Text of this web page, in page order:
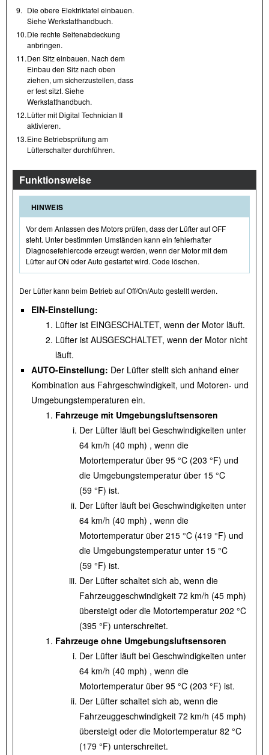
9. Die obere Elektriktafel einbauen.
Siehe Werkstatthandbuch.
10.Die rechte Seitenabdeckung
anbringen.
11.Den Sitz einbauen. Nach dem
Einbau den Sitz nach oben
ziehen, um sicherzustellen, dass
er fest sitzt. Siehe
Werkstatthandbuch.
12.Lüfter mit Digital Technician II
aktivieren.
13.Eine Betriebsprüfung am
Lüfterschalter durchführen.
Funktionsweise
HINWEIS
Vor dem Anlassen des Motors prüfen, dass der Lüfter auf OFF
steht. Unter bestimmten Umständen kann ein fehlerhafter
Diagnosefehlercode erzeugt werden, wenn der Motor mit dem
Lüfter auf ON oder Auto gestartet wird. Code löschen.
Der Lüfter kann beim Betrieb auf Off/On/Auto gestellt werden.
EIN-Einstellung:
Lüfter ist EINGESCHALTET, wenn der Motor läuft.
Lüfter ist AUSGESCHALTET, wenn der Motor nicht
läuft.
AUTO-Einstellung: Der Lüfter stellt sich anhand einer
Kombination aus Fahrgeschwindigkeit, und Motoren- und
Umgebungstemperaturen ein.
Fahrzeuge mit Umgebungsluftsensoren
Der Lüfter läuft bei Geschwindigkeiten unter
64 km/h (40 mph) , wenn die
Motortemperatur über 95 °C (203 °F) und
die Umgebungstemperatur über 15 °C
(59 °F) ist.
Der Lüfter läuft bei Geschwindigkeiten unter
64 km/h (40 mph) , wenn die
Motortemperatur über 215 °C (419 °F) und
die Umgebungstemperatur unter 15 °C
(59 °F) ist.
Der Lüfter schaltet sich ab, wenn die
Fahrzeuggeschwindigkeit 72 km/h (45 mph)
übersteigt oder die Motortemperatur 202 °C
(395 °F) unterschreitet.
Fahrzeuge ohne Umgebungsluftsensoren
Der Lüfter läuft bei Geschwindigkeiten unter
64 km/h (40 mph) , wenn die
Motortemperatur über 95 °C (203 °F) ist.
Der Lüfter schaltet sich ab, wenn die
Fahrzeuggeschwindigkeit 72 km/h (45 mph)
übersteigt oder die Motortemperatur 82 °C
(179 °F) unterschreitet.